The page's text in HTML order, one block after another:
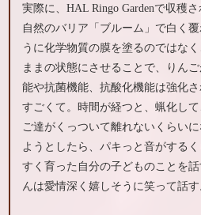
実際に、HAL Ringo Gardenで収穫
自然のバリア「ブルーム」で白く
うに化学物質の膜を塗るのではな
ままの状態にさせることで、りん
能や抗菌機能、抗酸化機能は強化
すごくて。時間が経つと、蝋化し
ご達がくっついて離れないくらい
ようとしたら、パキっと音がする
すく育った自分の子どものことを
んは愛情深く嬉しそうに笑って話す